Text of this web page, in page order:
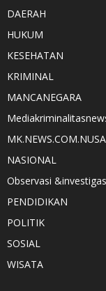
DAERAH
HUKUM
KESEHATAN
KRIMINAL
MANCANEGARA
NASIONAL
Observasi
PENDIDIKAN
POLITIK
SOSIAL
WISATA